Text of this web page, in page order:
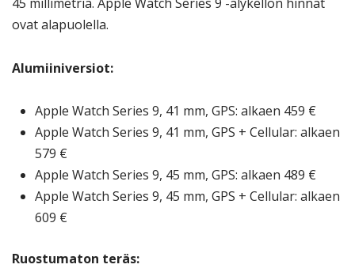
ovat alapuolella.
Alumiiniversiot:
Apple Watch Series 9, 41 mm, GPS: alkaen 459 €
Apple Watch Series 9, 41 mm, GPS + Cellular: alkaen
579 €
Apple Watch Series 9, 45 mm, GPS: alkaen 489 €
Apple Watch Series 9, 45 mm, GPS + Cellular: alkaen
609 €
Ruostumaton teräs: